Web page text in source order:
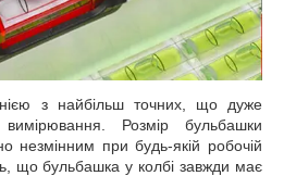
з найбільш точних, що дуже
Розмір бульбашки
незмінним при будь-якій робочій
що бульбашка у колбі завжди має